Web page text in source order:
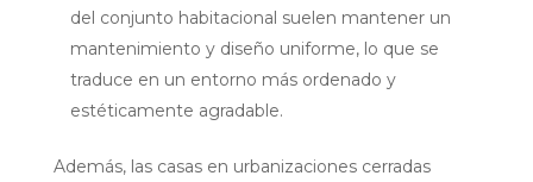
del conjunto habitacional suelen mantener un
mantenimiento y diseño uniforme, lo que se
traduce en un entorno más ordenado y
estéticamente agradable.
Además, las casas en urbanizaciones cerradas